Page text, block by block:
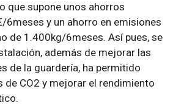
que supone unos ahorros
6meses y un ahorro en emisiones
de 1.400kg/6meses. Así pues, se
además de mejorar las
de la guardería, ha permitido
de CO2 y mejorar el rendimiento